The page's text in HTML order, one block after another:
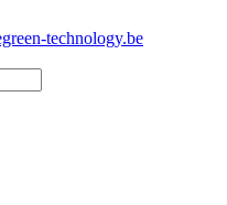
technology.be